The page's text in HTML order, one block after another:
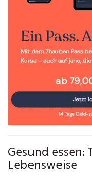
Gesund
Lebensweise